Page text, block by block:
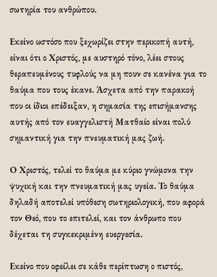
σωτηρία του ανθρώπου.
Εκείνο ωστόσο που ξεχωρίζει στην περικοπή αυτή,
είναι ότι ο Χριστός, με αυστηρό τόνο, λέει στους
θεραπευμένους τυφλούς να μη πουν σε κανένα για το
θαύμα που τους έκανε. Άσχετα από την παρακοή
που οι ίδιοι επέδειξαν, η σημασία της επισήμανσης
αυτής από τον ευαγγελιστή Ματθαίο είναι πολύ
σημαντική για την πνευματική μας ζωή.
Ο Χριστός, τελεί το θαύμα με κύριο γνώμονα την
ψυχική και την πνευματική μας υγεία. Το θαύμα
δηλαδή αποτελεί υπόθεση σωτηριολογική, που αφορά
τον Θεό, που το επιτελεί, και τον άνθρωπο που
δέχεται τη συγκεκριμένη ευεργεσία.
Εκείνο που οφείλει σε κάθε περίπτωση ο πιστός,